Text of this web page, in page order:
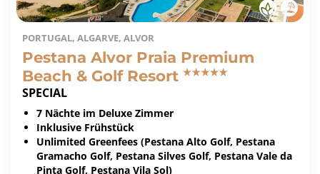
PORTUGAL, ALGARVE, ALVOR
Pestana Alvor Praia Premium
Beach & Golf Resort
SPECIAL
7 Nächte im Deluxe Zimmer
Inklusive Frühstück
Unlimited Greenfees (Pestana Alto Golf, Pestana
Gramacho Golf, Pestana Silves Golf, Pestana Vale da
Pinta Golf, Pestana Vila Sol)